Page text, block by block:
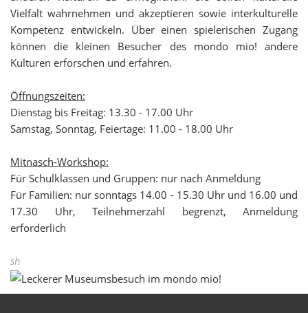
Vielfalt wahrnehmen und akzeptieren sowie interkulturelle
Kompetenz entwickeln. Über einen spielerischen Zugang
können die kleinen Besucher des mondo mio! andere
Kulturen erforschen und erfahren.
Öffnungszeiten:
Dienstag bis Freitag: 13.30 - 17.00 Uhr
Samstag, Sonntag, Feiertage: 11.00 - 18.00 Uhr
Mitnasch-Workshop:
Für Schulklassen und Gruppen: nur nach Anmeldung
Für Familien: nur sonntags 14.00 - 15.30 Uhr und 16.00 und
17.30 Uhr, Teilnehmerzahl begrenzt, Anmeldung
erforderlich
sh